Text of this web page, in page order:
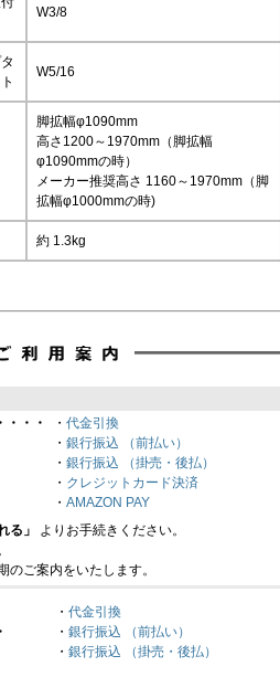
W3/8
W5/16
脚拡幅φ1090mm
高さ1200～1970mm（脚拡幅
φ1090mmの時）
メーカー推奨高さ 1160～1970mm（脚
拡幅φ1000mmの時)
約 1.3kg
・・・
・ 代金引換
・ 銀行振込 （前払い）
・ 銀行振込 （掛売・後払）
・ クレジットカード決済
・ AMAZON PAY
る」
よりお手続きください。
ご案内をいたします。
・ 代金引換
・ 銀行振込 （前払い）
・ 銀行振込 （掛売・後払）